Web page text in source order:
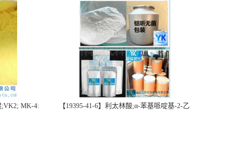
;VK2; MK-4:
【19395-41-6】利太林酸;α-苯基哌啶基-2-乙